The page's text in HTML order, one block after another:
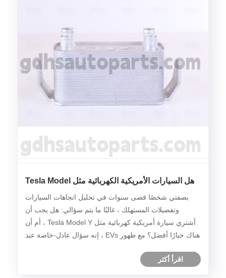
هل السيارات الأمريكية الكهربائية مثل Tesla Model
بصفتي شخصًا قضى سنوات في تحليل اتجاهات السيارات
وتفضيلات المستهلك ، غالبًا ما يتم سؤالي: هل يجب أن
أشتري سيارة أمريكية كهربائية مثل Tesla Model Y ، أم أن
هناك خيارًا أفضل؟ مع ظهور EVs ، إنه سؤال عادل-خاصة عند
اقرأ أكثر